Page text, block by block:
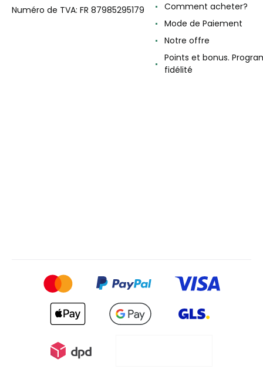
Numéro de TVA: FR 87985295179
Comment acheter?
Mode de Paiement
Notre offre
Points et bonus.
fidélité